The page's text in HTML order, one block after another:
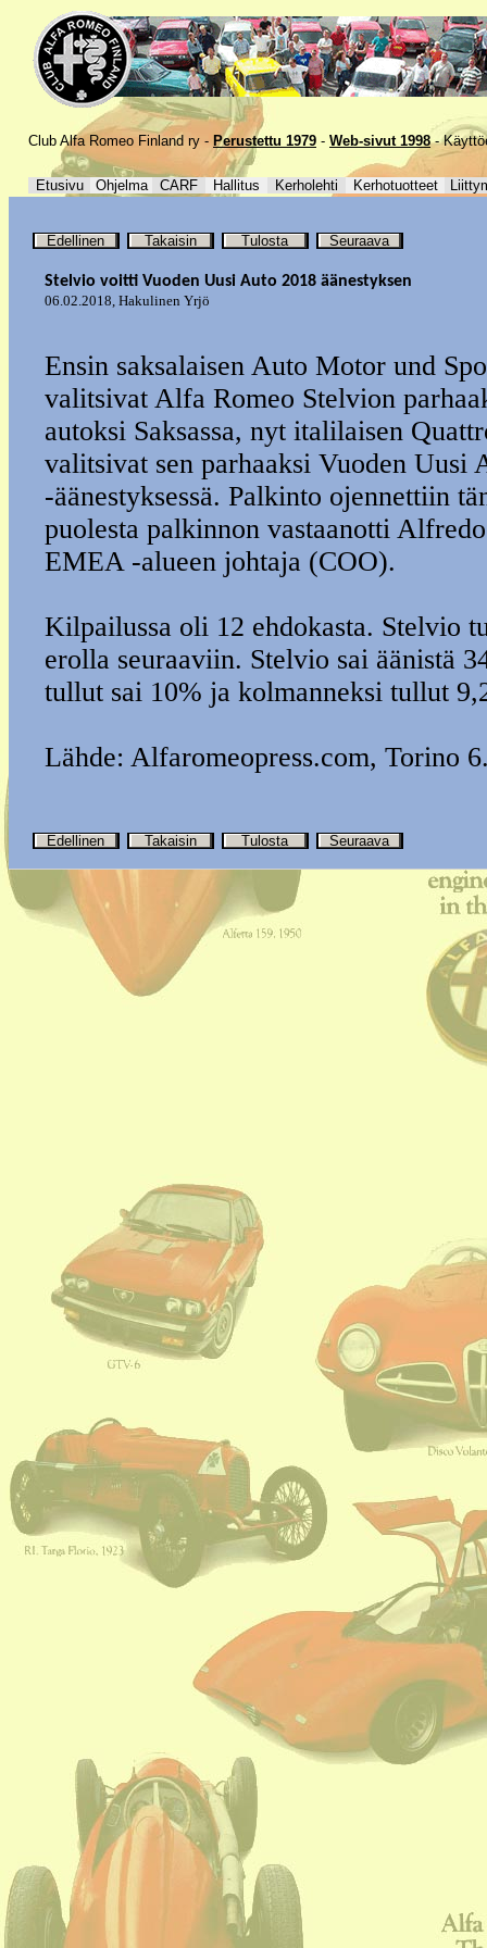
Club Alfa Romeo Finland ry - Perustettu 1979 - Web-sivut 1998 -
Etusivu Ohjelma CARF Hallitus Kerholehti Kerhotuotteet
Edellinen Takaisin Tulosta Seuraava
Stelvio voitti Vuoden Uusi Auto 2018 äänestyksen
06.02.2018, Hakulinen Yrjö
Ensin saksalaisen Auto Motor und
valitsivat Alfa Romeo Stelvion
autoksi Saksassa, nyt italilaisen
valitsivat sen parhaaksi Vuoden Uusi
-äänestyksessä. Palkinto ojennettiin
puolesta palkinnon vastaanotti
EMEA -alueen johtaja (COO).
Kilpailussa oli 12 ehdokasta. Stelvio
erolla seuraaviin. Stelvio sai äänistä
tullut sai 10% ja kolmanneksi tullut
Lähde: Alfaromeopress.com, Torino
Edellinen Takaisin Tulosta Seuraava